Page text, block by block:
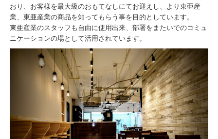
おり、お客様を最大級のおもてなしにてお迎えし、より東亜産
業、東亜産業の商品を知ってもらう事を目的としています。
東亜産業のスタッフも自由に使用出来、部署をまたいでのコミュ
ニケーションの場として活用されています。